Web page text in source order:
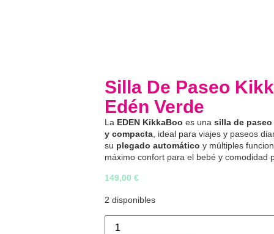
Silla De Paseo
Edén Verde
La EDEN KikkaBoo es una silla de
y compacta , ideal para viajes y paseos
su plegado automático y múltiples
máximo confort para el bebé y comodidad
149,00 €
2 disponibles